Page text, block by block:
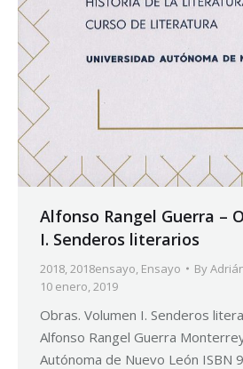
Alfonso Rangel Guerra –
I. Senderos literarios
2018 2018ensayo Ensayo By
10 enero, 2019
Obras. Volumen I. Senderos
Alfonso Rangel Guerra
Autónoma de Nuevo León ISBN